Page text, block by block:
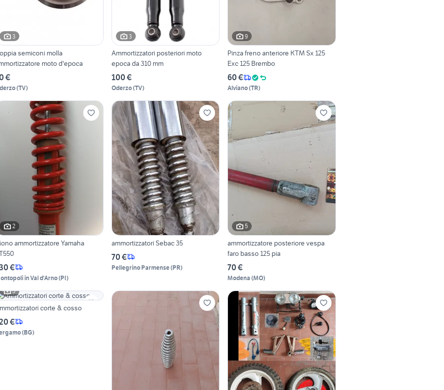
3
semiconi molla
moto d'epoca
€
(TV)
3
Ammortizzatori posteriori moto
epoca da 310 mm
100 €
Oderzo(TV)
9
Pinza freno anteriore KTM Sx 125
Exc 125 Brembo
60 €
Alviano(TR)
2
ammortizzatore Yamaha
€
in Val d'Arno(PI)
ammortizzatori Sebac 35
70 €
Pellegrino Parmense(PR)
5
ammortizzatore posteriore vespa
faro basso 125 pia
70 €
Modena (MO)
3
corte & cosso
€
(BG)